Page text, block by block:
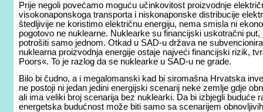
Prije negoli povećamo moguću učinkovitost proizvodnje
visokonaponskoga transporta i niskonaponske distribucije
štedljivije ne koristimo električnu energiju, nema smisla ni
pogotovo ne nuklearne. Nuklearke su financijski uskotračni
potrošiti samo jednom. Otkad u SAD-u država ne
nuklearna proizvodnja energije ostaje najveći financijski rizik,
Poors«. To je razlog da se nuklearke u SAD-u ne grade.
Bilo bi čudno, a i megalomanski kad bi siromašna Hrvatska
ne postoji ni jedan jedini energijski scenarij neke zemlje gdje
ali ima veliki broj scenarija bez nuklearki. Da bi izbjegli buduće
energetska budućnost može biti samo sa scenarijem